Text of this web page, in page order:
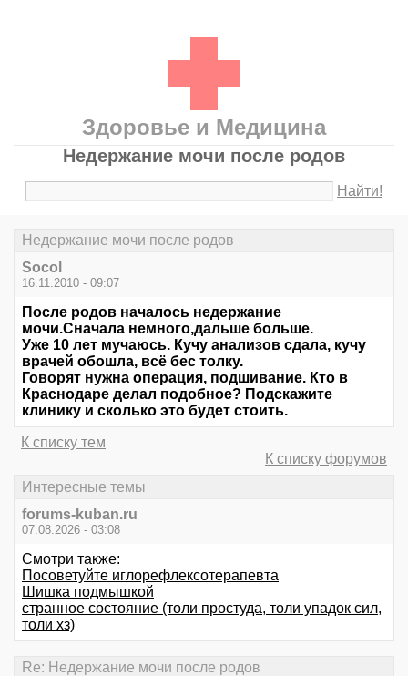
Здоровье и Медицина
Недержание мочи после родов
Найти!
Недержание мочи после родов
Socol
16.11.2010 - 09:07
После родов началось недержание
мочи.Сначала немного,дальше больше.
Уже 10 лет мучаюсь. Кучу анализов сдала, кучу
врачей обошла, всё бес толку.
Говорят нужна операция, подшивание. Кто в
Краснодаре делал подобное? Подскажите
клинику и сколько это будет стоить.
К списку тем
К списку форумов
Интересные темы
forums-kuban.ru
07.08.2026 - 03:08
Смотри также:
Посоветуйте иглорефлексотерапевта
Шишка подмышкой
странное состояние (толи простуда, толи упадок сил,
толи хз)
Re: Недержание мочи после родов